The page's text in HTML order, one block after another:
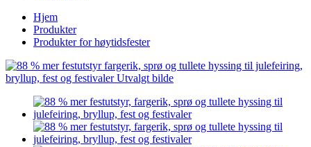
Hjem
Produkter
Produkter for høytidsfester